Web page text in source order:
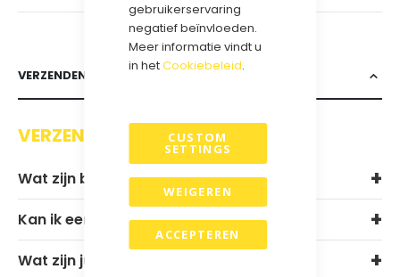
gebruikerservaring
negatief beïnvloeden.
Meer informatie vindt u
in hetCookiebeleid.
ACCEPTEREN
CUSTOM
SETTINGS
WEIGEREN
VERZENDEN & RETOURNEREN
VERZENDEN EN RETOURNEREN
Wat zijn bij jullie de levertijden?
Kan ik een sample aanvragen?
Wat zijn jullie verzendkosten?